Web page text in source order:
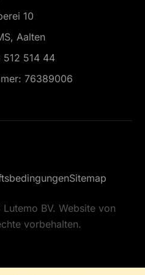
10
Aalten
512 514 44
76389006
BV. Website von
vorbehalten.
Sitemap